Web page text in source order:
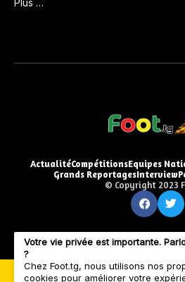
Plus …
ActualitéCompétitionsEquipes
Grands ReportagesInterview
© Copyright 2023
Votre vie privée est importante.
?
Chez Foot.tg, nous utilisons nos
cookies pour améliorer votre